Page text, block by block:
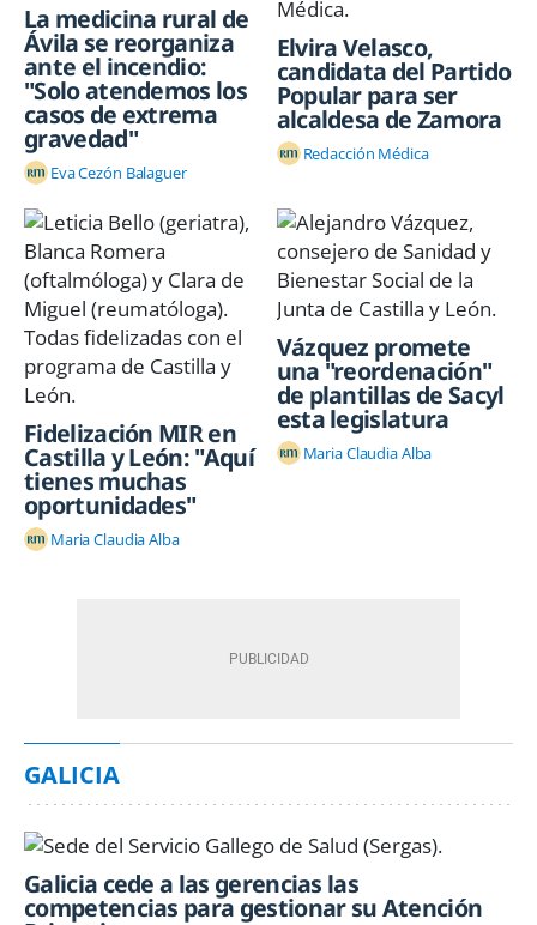
La medicina rural de
Ávila se reorganiza
ante el incendio:
"Solo atendemos los
casos de extrema
gravedad"
Eva Cezón Balaguer
Elvira Velasco,
candidata del Partido
Popular para ser
alcaldesa de Zamora
Redacción Médica
Fidelización MIR en
Castilla y León: "Aquí
tienes muchas
oportunidades"
Maria Claudia Alba
Vázquez promete
una "reordenación"
de plantillas de Sacyl
esta legislatura
Maria Claudia Alba
GALICIA
Galicia cede a las gerencias las
competencias para gestionar su Atención